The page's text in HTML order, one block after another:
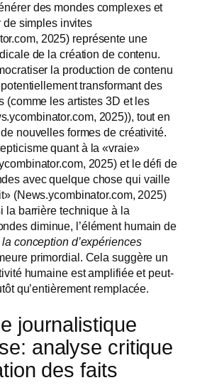
des mondes complexes et
de simples invites
2025) représente une
de la création de contenu.
la production de contenu
transformant des
(comme les artistes 3D et les
2025)), tout en
nouvelles formes de créativité.
quant à la «vraie»
2025) et le défi de
avec quelque chose qui vaille
(News.ycombinator.com, 2025)
la barrière technique à la
diminue, l’élément humain de
conception d’expériences
primordial. Cela suggère un
humaine est amplifiée et peut-
qu’entièrement remplacée.
journalistique
analyse critique
des faits